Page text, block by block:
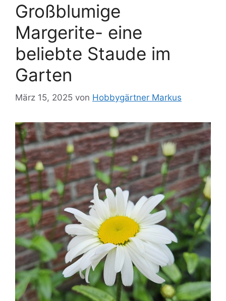
Großblumige
Margerite- eine
beliebte Staude im
Garten
März 15, 2025 von Hobbygärtner Markus